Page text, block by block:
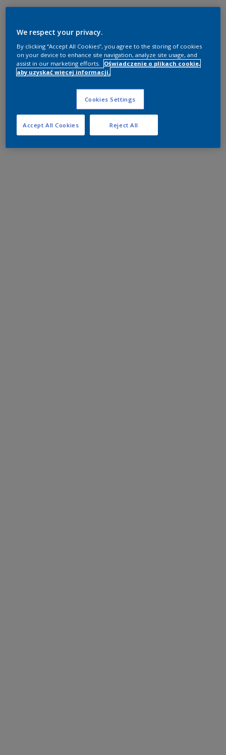
We respect your privacy.
By clicking “Accept All Cookies”, you agree to the storing of cookies
on your device to enhance site navigation, analyze site usage, and
assist in our marketing efforts.
Oświadczenie o plikach cookie,
aby uzyskać więcej informacji.
Cookies Settings
Reject All
Accept All Cookies